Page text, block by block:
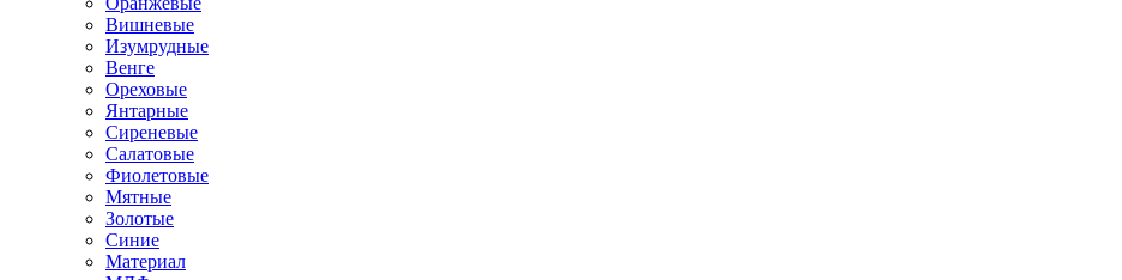
Вишневые
Изумрудные
Венге
Ореховые
Янтарные
Сиреневые
Салатовые
Фиолетовые
Мятные
Золотые
Синие
Материал